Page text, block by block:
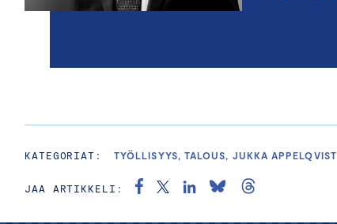
KATEGORIAT: TYÖLLISYYS, TALOUS, JUKKA APPELQVIST
JAA ARTIKKELI: